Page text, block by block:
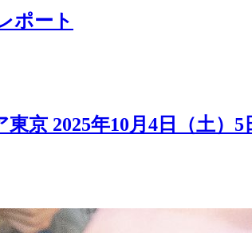
ポート
京 2025年10月4日（土